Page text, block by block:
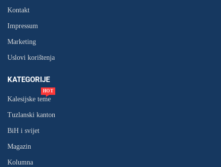
Kontakt
Impressum
Marketing
Uslovi korištenja
KATEGORIJE
Kalesijske teme
HOT
Tuzlanski kanton
BiH i svijet
Magazin
Kolumna